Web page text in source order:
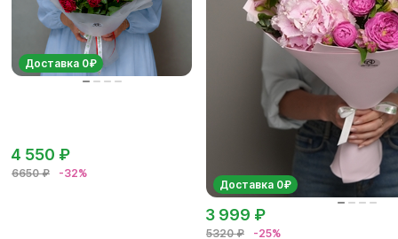
Доставка 0₽
6650 ₽ -32%
4 550 ₽
Доставка 0₽
5320 ₽ -25%
3 999 ₽